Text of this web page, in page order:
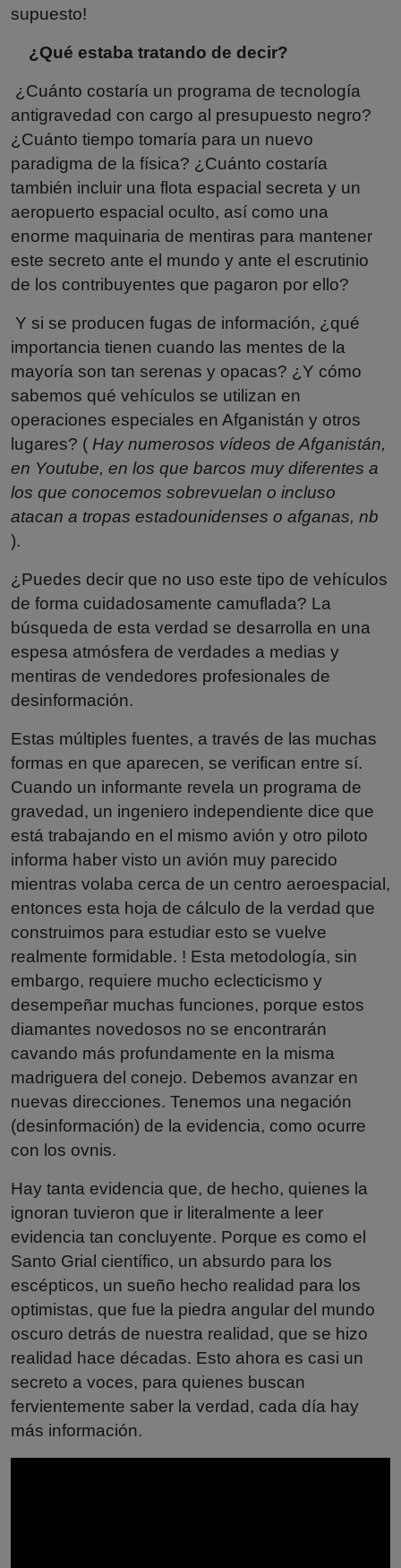
supuesto!
¿Qué estaba tratando de decir?
¿Cuánto costaría un programa de tecnología
antigravedad con cargo al presupuesto negro?
¿Cuánto tiempo tomaría para un nuevo
paradigma de la física? ¿Cuánto costaría
también incluir una flota espacial secreta y un
aeropuerto espacial oculto, así como una
enorme maquinaria de mentiras para mantener
este secreto ante el mundo y ante el escrutinio
de los contribuyentes que pagaron por ello?
Y si se producen fugas de información, ¿qué
importancia tienen cuando las mentes de la
mayoría son tan serenas y opacas? ¿Y cómo
sabemos qué vehículos se utilizan en
operaciones especiales en Afganistán y otros
lugares? ( Hay numerosos vídeos de Afganistán,
en Youtube, en los que barcos muy diferentes a
los que conocemos sobrevuelan o incluso
atacan a tropas estadounidenses o afganas, nb
).
¿Puedes decir que no uso este tipo de vehículos
de forma cuidadosamente camuflada? La
búsqueda de esta verdad se desarrolla en una
espesa atmósfera de verdades a medias y
mentiras de vendedores profesionales de
desinformación.
Estas múltiples fuentes, a través de las muchas
formas en que aparecen, se verifican entre sí.
Cuando un informante revela un programa de
gravedad, un ingeniero independiente dice que
está trabajando en el mismo avión y otro piloto
informa haber visto un avión muy parecido
mientras volaba cerca de un centro aeroespacial,
entonces esta hoja de cálculo de la verdad que
construimos para estudiar esto se vuelve
realmente formidable. ! Esta metodología, sin
embargo, requiere mucho eclecticismo y
desempeñar muchas funciones, porque estos
diamantes novedosos no se encontrarán
cavando más profundamente en la misma
madriguera del conejo. Debemos avanzar en
nuevas direcciones. Tenemos una negación
(desinformación) de la evidencia, como ocurre
con los ovnis.
Hay tanta evidencia que, de hecho, quienes la
ignoran tuvieron que ir literalmente a leer
evidencia tan concluyente. Porque es como el
Santo Grial científico, un absurdo para los
escépticos, un sueño hecho realidad para los
optimistas, que fue la piedra angular del mundo
oscuro detrás de nuestra realidad, que se hizo
realidad hace décadas. Esto ahora es casi un
secreto a voces, para quienes buscan
fervientemente saber la verdad, cada día hay
más información.